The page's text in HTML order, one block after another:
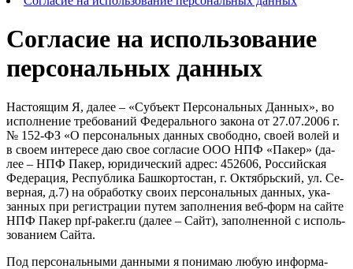
Согласие на использование
персональных данных
На­сто­я­щим Я, да­лее – «Субъ­ект Пер­со­наль­ных Дан­ных», во
ис­пол­не­ние тре­бо­ва­ний Фе­де­раль­но­го за­ко­на от 27.07.2006 г.
№ 152-ФЗ «О пер­со­наль­ных дан­ных сво­бод­но, сво­ей во­лей и
в сво­ем ин­те­ре­се даю свое со­гла­сие ООО НПФ «Па­кер» (да­
лее – НПФ Па­кер, юри­ди­чес­кий ад­рес: 452606, Рос­сий­ская
Фе­де­ра­ция, Рес­пуб­ли­ка Баш­кор­тос­тан, г. Ок­тябрьс­кий, ул. Се­
вер­ная, д.7) на об­ра­бот­ку сво­их пер­со­наль­ных дан­ных, ука­
зан­ных при ре­гист­ра­ции пу­тем за­пол­не­ния веб-фор­м на сай­те
НПФ Па­кер npf-paker.ru (да­лее – Сайт), за­пол­нен­ной с ис­поль­
зо­ва­ни­ем Сай­та.
Под пер­со­наль­ны­ми дан­ны­ми я по­ни­маю лю­бую ин­фор­ма­